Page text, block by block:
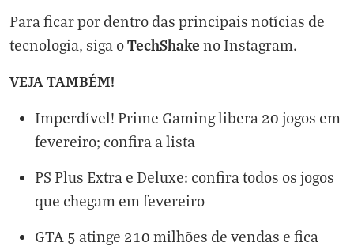
Para ficar por dentro das principais notícias de
tecnologia, siga oTechShake no Instagram.
VEJA TAMBÉM!
Imperdível! Prime Gaming libera 20 jogos em
fevereiro; confira a lista
PS Plus Extra e Deluxe: confira todos os jogos
que chegam em fevereiro
GTA 5 atinge 210 milhões de vendas e fica